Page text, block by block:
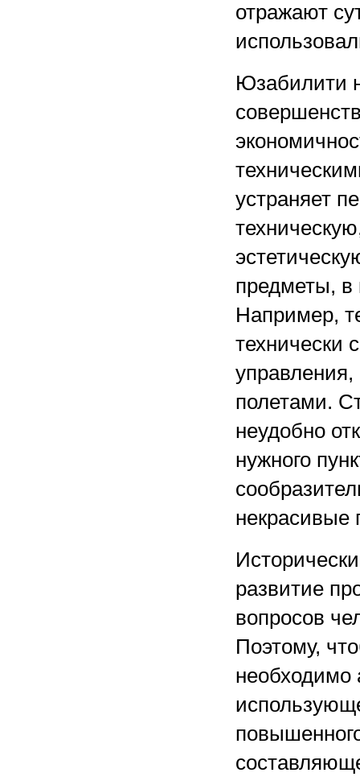
отражают
Юзабилити
устраняет
предметы, в
Например,
технически
полетами.
неудобно
нужного
некрасивые
развитие
вопросов
Поэтому,
необходимо